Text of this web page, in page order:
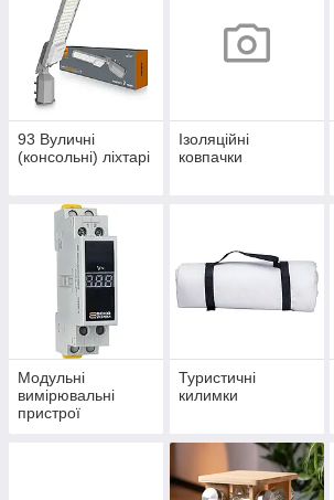
93 Вуличні
(консольні) ліхтарі
Ізоляційні
ковпачки
Модульні
вимірювальні
пристрої
Туристичні
килимки